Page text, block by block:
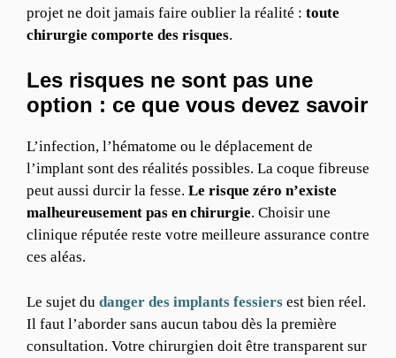
projet ne doit jamais faire oublier la réalité : toute
chirurgie comporte des risques.
Les risques ne sont pas une
option : ce que vous devez savoir
L’infection, l’hématome ou le déplacement de
l’implant sont des réalités possibles. La coque fibreuse
peut aussi durcir la fesse. Le risque zéro n’existe
malheureusement pas en chirurgie. Choisir une
clinique réputée reste votre meilleure assurance contre
ces aléas.
Le sujet du danger des implants fessiers est bien réel.
Il faut l’aborder sans aucun tabou dès la première
consultation. Votre chirurgien doit être transparent sur